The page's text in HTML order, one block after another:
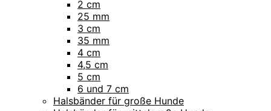
2 cm
25 mm
3 cm
35 mm
4 cm
4,5 cm
5 cm
6 und 7 cm
Halsbänder für große Hunde